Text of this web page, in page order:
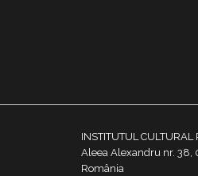
INSTITUTUL CULTURAL
Aleea Alexandru nr. 38,
România